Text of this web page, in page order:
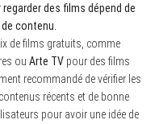
des films dépend de
contenu.
de films gratuits, comme
ou Arte TVpour des films
recommandé de vérifier les
récents et de bonne
pour avoir une idée de